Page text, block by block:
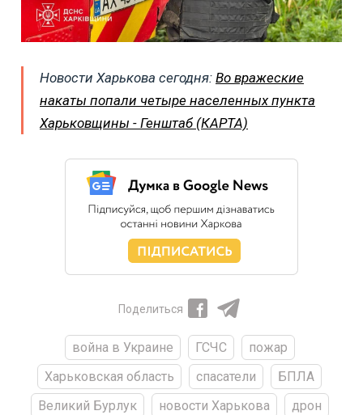
Новости Харькова сегодня: Во вражеские
накаты попали четыре населенных пункта
Харьковщины - Генштаб (КАРТА)
Поделиться
война в Украине ГСЧС
пожар
Харьковская область
спасатели
БПЛА
Великий Бурлук
новости Харькова дрон